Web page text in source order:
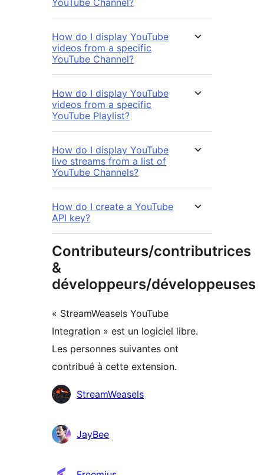
How do I display YouTube
videos from a specific
YouTube Channel?
How do I display YouTube
videos from a specific
YouTube Playlist?
How do I display YouTube
live streams from a list of
YouTube Channels?
How do I create a YouTube
API key?
Contributeurs/contributrices
&
développeurs/développeuses
« StreamWeasels YouTube
Integration » est un logiciel libre.
Les personnes suivantes ont
contribué à cette extension.
Contributeurs
StreamWeasels
JayBee